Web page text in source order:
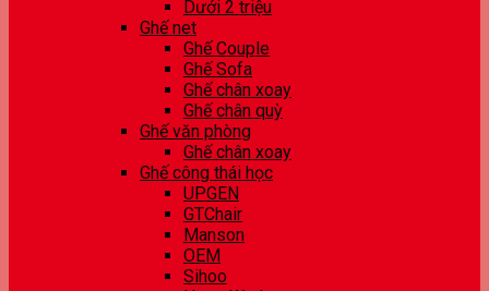
Dưới 2 triệu
Ghế net
Ghế Couple
Ghế Sofa
Ghế chân xoay
Ghế chân quỳ
Ghế văn phòng
Ghế chân xoay
Ghế công thái học
UPGEN
GTChair
Manson
OEM
Sihoo